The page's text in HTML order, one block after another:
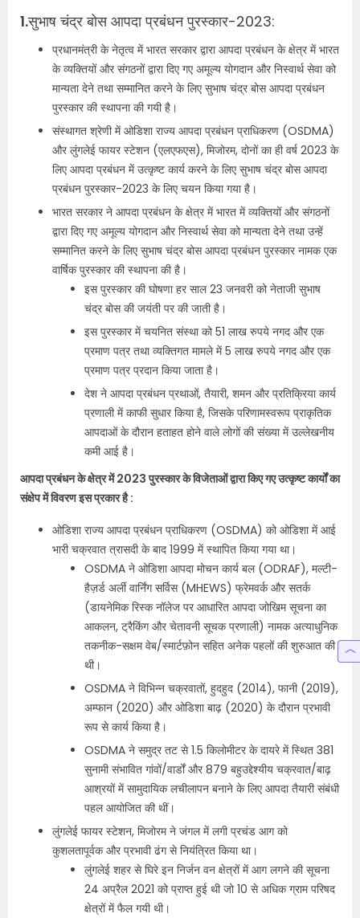
1.सुभाष चंद्र बोस आपदा प्रबंधन पुरस्कार-2023:
प्रधानमंत्री के नेतृत्व में भारत सरकार द्वारा आपदा प्रबंधन के क्षेत्र में भारत
के व्यक्तियों और संगठनों द्वारा दिए गए अमूल्य योगदान और निस्वार्थ सेवा को
मान्‍यता देने तथा सम्मानित करने के लिए सुभाष चंद्र बोस आपदा प्रबंधन
पुरस्कार की स्थापना की गयी है।
संस्थागत श्रेणी में ओडिशा राज्य आपदा प्रबंधन प्राधिकरण (OSDMA)
और लुंगलेई फायर स्टेशन (एलएफएस), मिजोरम, दोनों का ही वर्ष 2023 के
लिए आपदा प्रबंधन में उत्कृष्ट कार्य करने के लिए सुभाष चंद्र बोस आपदा
प्रबंधन पुरस्कार-2023 के लिए चयन किया गया है।
भारत सरकार ने आपदा प्रबंधन के क्षेत्र में भारत में व्यक्तियों और संगठनों
द्वारा दिए गए अमूल्य योगदान और निस्वार्थ सेवा को मान्‍यता देने तथा उन्‍हें
सम्मानित करने के लिए सुभाष चंद्र बोस आपदा प्रबंधन पुरस्कार नामक एक
वार्षिक पुरस्‍कार की स्‍थापना की है।
इस पुरस्कार की घोषणा हर साल 23 जनवरी को नेताजी सुभाष
चंद्र बोस की जयंती पर की जाती है।
इस पुरस्‍कार में चयनित संस्था को 51 लाख रुपये नगद और एक
प्रमाण पत्र तथा व्यक्तिगत मामले में 5 लाख रुपये नगद और एक
प्रमाण पत्र प्रदान किया जाता है।
देश ने आपदा प्रबंधन प्रथाओं, तैयारी, शमन और प्रतिक्रिया कार्य
प्रणाली में काफी सुधार किया है, जिसके परिणामस्वरूप प्राकृतिक
आपदाओं के दौरान हताहत होने वाले लोगों की संख्या में उल्लेखनीय
कमी आई है।
आपदा प्रबंधन के क्षेत्र में 2023 पुरस्कार के विजेताओं द्वारा किए गए उत्कृष्ट कार्यों का
संक्षेप में विवरण इस प्रकार है :
ओडिशा राज्य आपदा प्रबंधन प्राधिकरण (OSDMA) को ओडिशा में आई
भारी चक्रवात त्रासदी के बाद 1999 में स्थापित किया गया था।
OSDMA ने ओडिशा आपदा मोचन कार्य बल (ODRAF), मल्टी-
हैज़र्ड अर्ली वार्निंग सर्विस (MHEWS) फ्रेमवर्क और सतर्क
(डायनेमिक रिस्क नॉलेज पर आधारित आपदा जोखिम सूचना का
आकलन, ट्रैकिंग और चेतावनी सूचक प्रणाली) नामक अत्याधुनिक
तकनीक-सक्षम वेब/स्मार्टफ़ोन सहित अनेक पहलों की शुरुआत की
थी।
OSDMA ने विभिन्न चक्रवातों, हुदहुद (2014), फानी (2019),
अम्फान (2020) और ओडिशा बाढ़ (2020) के दौरान प्रभावी
रूप से कार्य किया है।
OSDMA ने समुद्र तट से 1.5 किलोमीटर के दायरे में स्थित 381
सुनामी संभावित गांवों/वार्डों और 879 बहुउद्देश्यीय चक्रवात/बाढ़
आश्रयों में सामुदायिक लचीलापन बनाने के लिए आपदा तैयारी संबंधी
पहल आयोजित की थीं।
लुंगलेई फायर स्टेशन, मिजोरम ने जंगल में लगी प्रचंड आग को
कुशलतापूर्वक और प्रभावी ढंग से नियंत्रित किया था।
लुंगलेई शहर से घिरे इन निर्जन वन क्षेत्रों में आग लगने की सूचना
24 अप्रैल 2021 को प्राप्‍त हुई थी जो 10 से अधिक ग्राम परिषद
क्षेत्रों में फैल गयी थी।